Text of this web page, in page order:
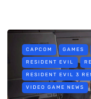
CAPCOM GAMES
RESIDENT EVIL
RESIDENT EVIL 3
VIDEO GAME NEWS